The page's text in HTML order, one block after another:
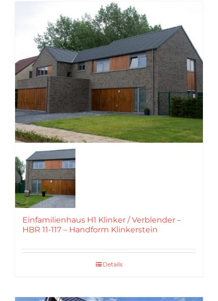
Einfamilienhaus H1 Klinker / Verblender –
HBR 11-117 – Handform Klinkerstein
Details